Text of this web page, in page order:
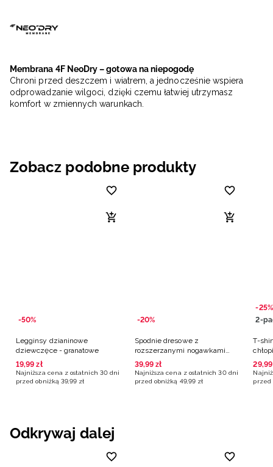
Membrana 4F NeoDry – gotowa na niepogodę
Chroni przed deszczem i wiatrem, a jednocześnie wspiera
odprowadzanie wilgoci, dzięki czemu łatwiej utrzymasz
komfort w zmiennych warunkach.
Zobacz podobne produkty
-50%
Legginsy dzianinowe
dziewczęce - granatowe
19,99 zł
Najniższa cena z ostatnich 30 dni
przed obniżką 39,99 zł
-20%
Spodnie dresowe z
rozszerzanymi nogawkami
dziewczęce - granatowe
39,99 zł
Najniższa cena z ostatnich 30 dni
przed obniżką 49,99 zł
-25%
2-
T-
29,99
przed
Odkrywaj dalej